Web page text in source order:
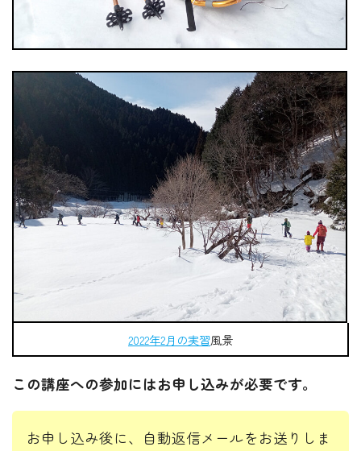
2022年2月の実習風景
この講座への参加にはお申し込みが必要です。
お申し込み後に、自動返信メールをお送りしま